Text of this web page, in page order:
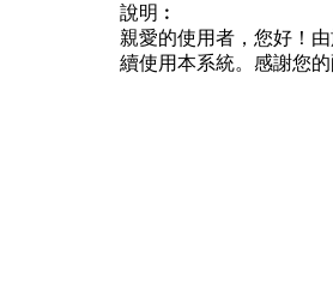
說明︰
親愛的使用者，您好！
續使用本系統。感謝您的